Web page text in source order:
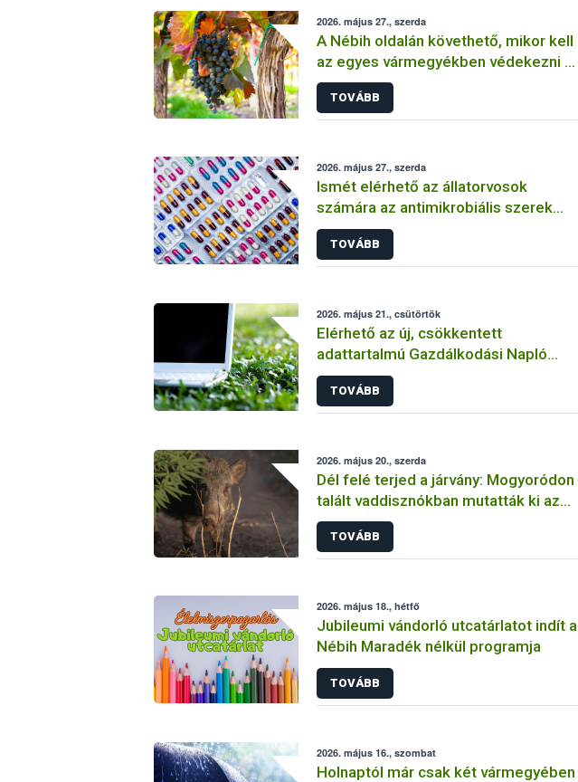
2026. május 27., szerda
A Nébih oldalán követhető, mikor kell
az egyes vármegyékben védekezni az
amerikai szőlőkabóca ellen
TOVÁBB
2026. május 27., szerda
Ismét elérhető az állatorvosok
számára az antimikrobiális szerek
helyes használatáról szóló képzés
TOVÁBB
2026. május 21., csütörtök
Elérhető az új, csökkentett
adattartalmú Gazdálkodási Napló
exportformátuma
TOVÁBB
2026. május 20., szerda
Dél felé terjed a járvány: Mogyoródon
talált vaddisznókban mutatták ki az
afrikai sertéspestis vírusát
TOVÁBB
2026. május 18., hétfő
Jubileumi vándorló utcatárlatot indít a
Nébih Maradék nélkül programja
TOVÁBB
2026. május 16., szombat
Holnaptól már csak két vármegyében